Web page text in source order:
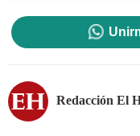
Redacción El